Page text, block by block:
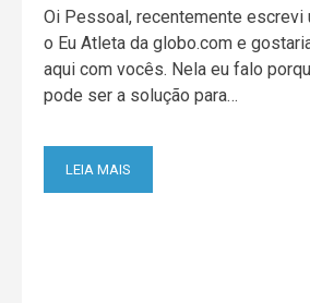
Oi Pessoal, recentemente escrevi
o Eu Atleta da globo.com e
aqui com vocês. Nela eu falo
pode ser a solução para…
LEIA MAIS